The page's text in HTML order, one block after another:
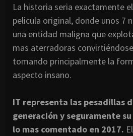
La historia seria exactamente
pelicula original, donde unos 7
una entidad maligna que
mas aterradoras
tomando principalmente la
aspecto insano.
IT representa las pesadillas
generación y seguramente
lo mas comentado en 2017.